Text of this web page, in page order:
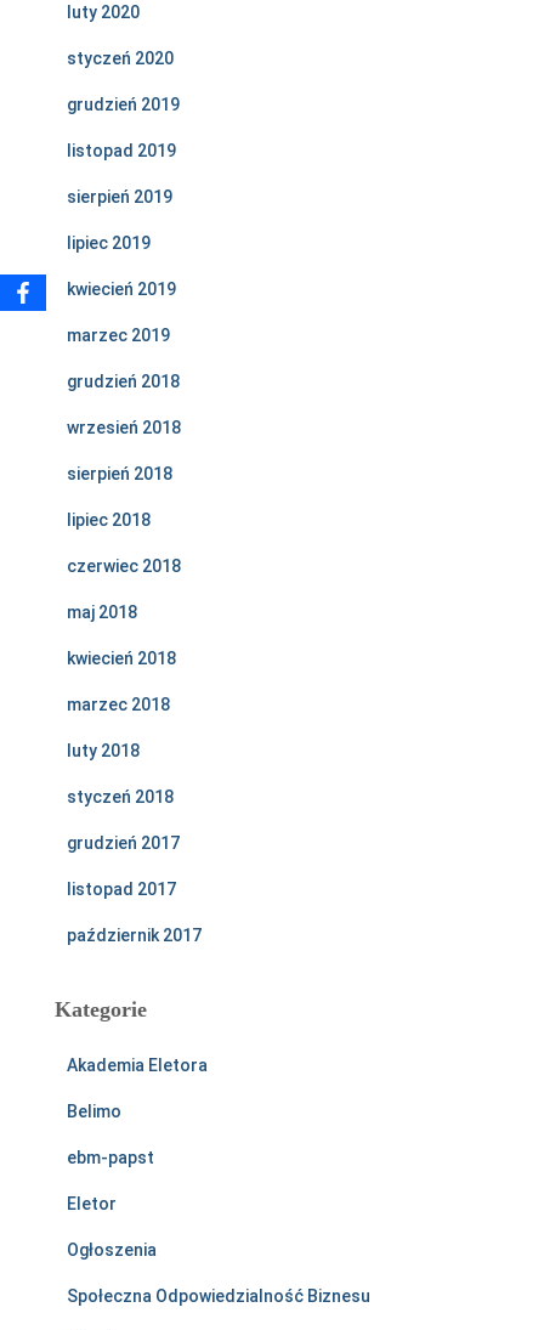
luty 2020
styczeń 2020
grudzień 2019
listopad 2019
sierpień 2019
lipiec 2019
kwiecień 2019
marzec 2019
grudzień 2018
wrzesień 2018
sierpień 2018
lipiec 2018
czerwiec 2018
maj 2018
kwiecień 2018
marzec 2018
luty 2018
styczeń 2018
grudzień 2017
listopad 2017
październik 2017
Kategorie
Akademia Eletora
Belimo
ebm-papst
Eletor
Ogłoszenia
Społeczna Odpowiedzialność Biznesu